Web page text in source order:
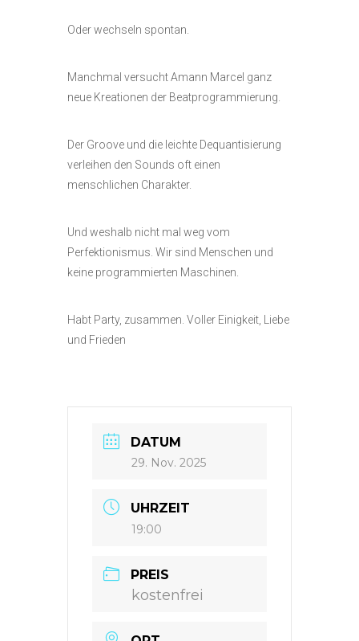
Oder wechseln spontan.
Manchmal versucht Amann Marcel ganz
neue Kreationen der Beatprogrammierung.
Der Groove und die leichte Dequantisierung
verleihen den Sounds oft einen
menschlichen Charakter.
Und weshalb nicht mal weg vom
Perfektionismus. Wir sind Menschen und
keine programmierten Maschinen.
Habt Party, zusammen. Voller Einigkeit, Liebe
und Frieden
DATUM
29. Nov. 2025
UHRZEIT
19:00
PREIS
kostenfrei